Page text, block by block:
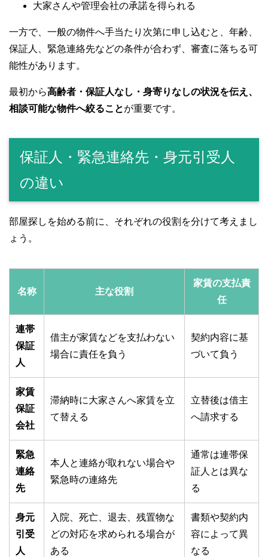
大家さんや管理会社の承諾を得られる
一方で、一般の物件へ手当たり次第に申し込むと、年齢、
保証人、緊急連絡先などの条件が合わず、審査に落ちる可
能性があります。
最初から高齢者・保証人なし・身寄りなしの状況を伝え、
相談可能な物件へ絞ることが重要です。
保証人・緊急連絡先・身元引受人
の違い
部屋探しを始める前に、それぞれの役割を分けて考えまし
ょう。
名称 主な役割
家賃の支払責
任
連帯
保証
人
借主が家賃などを支払わない
場合に責任を負う
契約内容に基
づいて負う
家賃
保証
会社
滞納時に大家さんへ家賃を立
て替える
立替後は借主
へ請求する
緊急
連絡
先
本人と連絡が取れない場合や
緊急時の連絡先
通常は連帯保
証人とは異な
る
身元
引受
人
入院、死亡、退去、残置物な
どの対応を求められる場合が
ある
書類や契約内
容によって異
なる